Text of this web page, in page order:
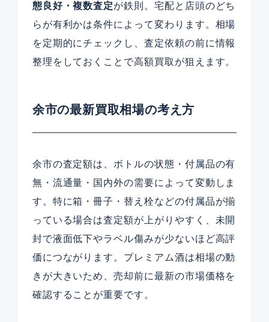
態良好・複数査定が鉄則。宅配と店頭のどち
らが有利かは条件によって変わります。相場
を定期的にチェックし、査定依頼の前に情報
整理をしておくことで高額買取が狙えます。
余市の最新買取相場の考え方
余市の査定額は、ボトルの状態・付属品の有
無・流通量・国内外の需要によって変動しま
す。特に箱・冊子・替え栓などの付属品が揃
っている場合は査定額が上がりやすく、未開
封で液面低下やラベル傷みが少ないほど高評
価につながります。プレミアム酒は相場の動
きが大きいため、売却前に最新の市場価格を
確認することが重要です。